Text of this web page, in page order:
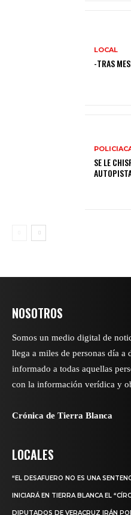
LOCAL
-TRAS
SE LE
NOSOTROS
Somos un medio digital de
llega a miles de personas día a
informado a todas aquellas
con la información verídica y
Crónica de Tierra Blanca
LOCALES
“EL DESAFUERO NO ES UNA
INICIARÁ EN TIERRA BLANCA EL
DIPUTADOS DE VERACRUZ IRÁN